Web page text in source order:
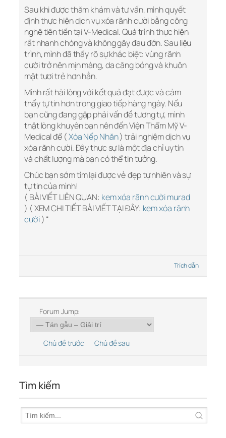
Sau khi được thăm khám và tư vấn, mình quyết
định thực hiện dịch vụ xóa rãnh cười bằng công
nghệ tiên tiến tại V-Medical. Quá trình thực hiện
rất nhanh chóng và không gây đau đớn. Sau liệu
trình, mình đã thấy rõ sự khác biệt: vùng rãnh
cười trở nên mịn màng, da căng bóng và khuôn
mặt tươi trẻ hơn hẳn.
Mình rất hài lòng với kết quả đạt được và cảm
thấy tự tin hơn trong giao tiếp hàng ngày. Nếu
bạn cũng đang gặp phải vấn đề tương tự, mình
thật lòng khuyên bạn nên đến Viện Thẩm Mỹ V-
Medical để (Xóa Nếp Nhăn) trải nghiệm dịch vụ
xóa rãnh cười. Đây thực sự là một địa chỉ uy tín
và chất lượng mà bạn có thể tin tưởng.
Chúc bạn sớm tìm lại được vẻ đẹp tự nhiên và sự
tự tin của mình!
( BÀI VIẾT LIÊN QUAN: kem xóa rãnh cười murad
) ( XEM CHI TIẾT BÀI VIẾT TẠI ĐÂY: kem xóa rãnh
cười) “
Trích dẫn
Forum Jump:
Chủ đề trước Chủ đề sau
Tìm kiếm